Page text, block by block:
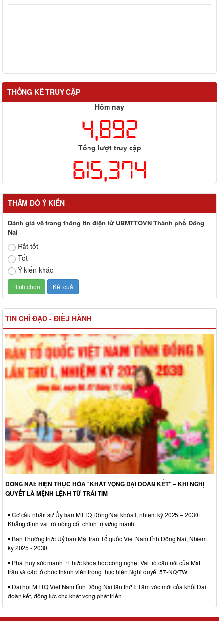
THỐNG KÊ TRUY CẬP
Hôm nay
4,892
Tổng lượt truy cập
615,374
THĂM DÒ Ý KIẾN
Đánh giá về trang thông tin điện tử UBMTTQVN Thành phố Đồng
Nai
Rất tốt
Tốt
Ý kiến khác
TIN CHỈ ĐẠO - ĐIỀU HÀNH
ĐỒNG NAI: HIỆN THỰC HÓA "KHÁT VỌNG ĐẠI ĐOÀN KẾT" – KHI NGHỊ
QUYẾT LÀ MỆNH LỆNH TỪ TRÁI TIM
Cơ cấu nhân sự Ủy ban MTTQ Đồng Nai khóa I, nhiệm kỳ 2025 – 2030:
Khẳng định vai trò nòng cốt chính trị vững mạnh
Ban Thường trực Uỷ ban Mặt trận Tổ quốc Việt Nam tỉnh Đồng Nai, Nhiệm
kỳ 2025 - 2030
Phát huy sức mạnh trí thức khoa học công nghệ: Vai trò cầu nối của Mặt
trận và các tổ chức thành viên trong thực hiện Nghị quyết 57-NQ/TW
Đại hội MTTQ Việt Nam tỉnh Đồng Nai lần thứ I: Tầm vóc mới của khối Đại
đoàn kết, động lực cho khát vọng phát triển